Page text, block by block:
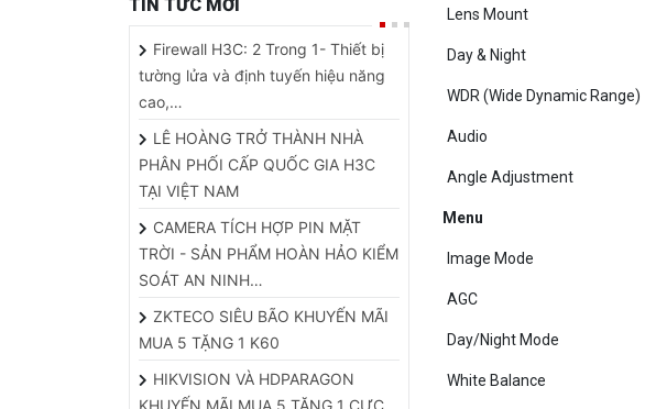
Day & Night
WDR (Wide Dynamic Range)
Audio
Angle Adjustment
Menu
Image Mode
AGC
Day/Night Mode
White Balance
AE (Auto Exposure) Mode
Firewall H3C: 2 Trong 1- Thiết bị
tường lửa và định tuyến hiệu năng
LÊ HOÀNG TRỞ THÀNH NHÀ
PHÂN PHỐI CẤP QUỐC GIA H3C
TẠI VIỆT NAM
CAMERA TÍCH HỢP PIN MẶT
TRỜI - SẢN PHẨM HOÀN HẢO KIỂM
SOÁT AN NINH…
ZKTECO SIÊU BÃO KHUYẾN MÃI
MUA 5 TẶNG 1 K60
HIKVISION VÀ HDPARAGON
KHUYẾN MÃI MUA 5 TẶNG 1 CỰC